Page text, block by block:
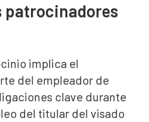
patrocinadores
implica el
del empleador de
clave durante
del titular del visado